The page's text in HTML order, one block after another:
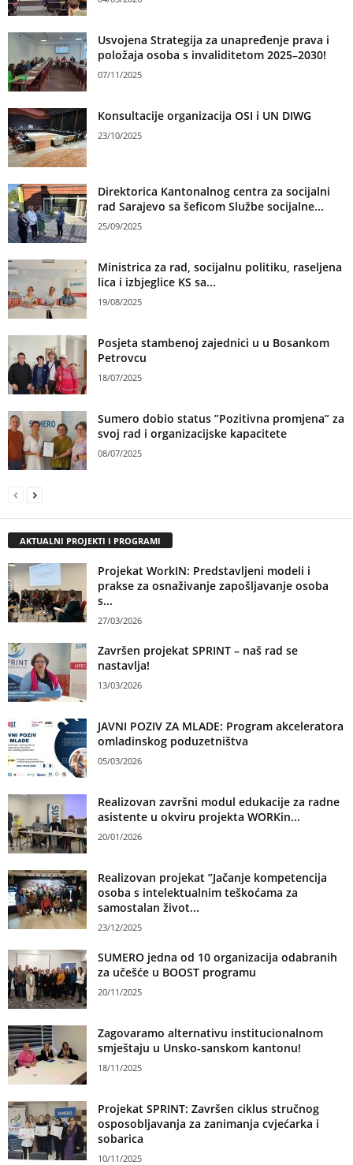
Usvojena Strategija za unapređenje prava i
položaja osoba s invaliditetom 2025–2030!
07/11/2025
Konsultacije organizacija OSI i UN DIWG
23/10/2025
Direktorica Kantonalnog centra za socijalni
rad Sarajevo sa šeficom Službe socijalne...
25/09/2025
Ministrica za rad, socijalnu politiku, raseljena
lica i izbjeglice KS sa...
19/08/2025
Posjeta stambenoj zajednici u u Bosankom
Petrovcu
18/07/2025
Sumero dobio status ”Pozitivna promjena” za
svoj rad i organizacijske kapacitete
08/07/2025
AKTUALNI PROJEKTI I PROGRAMI
Projekat WorkIN: Predstavljeni modeli i
prakse za osnaživanje zapošljavanje osoba
s...
27/03/2026
Završen projekat SPRINT – naš rad se
nastavlja!
13/03/2026
JAVNI POZIV ZA MLADE: Program akceleratora
omladinskog poduzetništva
05/03/2026
Realizovan završni modul edukacije za radne
asistente u okviru projekta WORKin...
20/01/2026
Realizovan projekat ”Jačanje kompetencija
osoba s intelektualnim teškoćama za
samostalan život...
23/12/2025
SUMERO jedna od 10 organizacija odabranih
za učešće u BOOST programu
20/11/2025
Zagovaramo alternativu institucionalnom
smještaju u Unsko-sanskom kantonu!
18/11/2025
Projekat SPRINT: Završen ciklus stručnog
osposobljavanja za zanimanja cvjećarka i
sobarica
10/11/2025